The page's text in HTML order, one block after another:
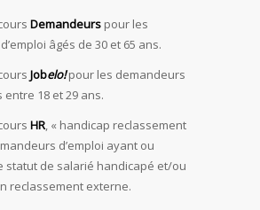
Demandeurs pour les
âgés de 30 et 65 ans.
Jobelo!pour les demandeurs
entre 18 et 29 ans.
HR, « handicap reclassement
d’emploi ayant ou
statut de salarié handicapé et/ou
reclassement externe.